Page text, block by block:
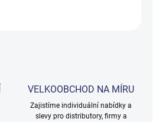
VELKOOBCHOD NA MÍRU
Zajistíme individuální nabídky a
slevy pro distributory, firmy a